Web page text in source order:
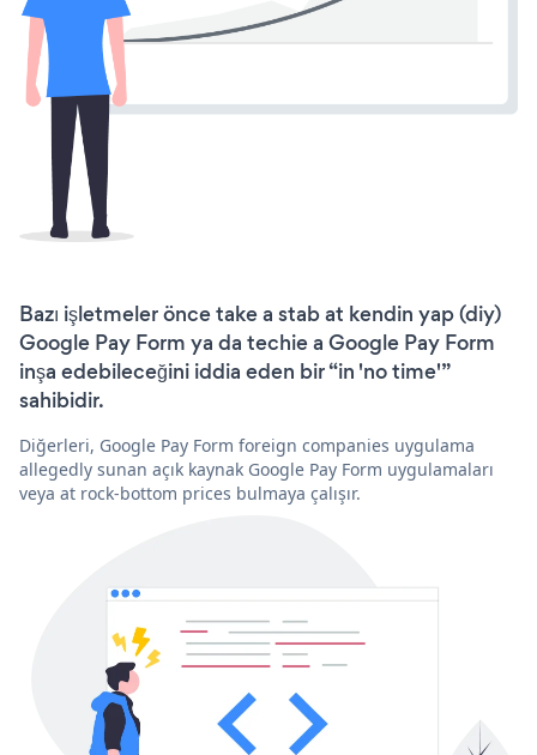
Bazı işletmeler önce take a stab at kendin yap (diy)
Google Pay Form ya da techie a Google Pay Form
inşa edebileceğini iddia eden bir “in 'no time'”
sahibidir.
Diğerleri, Google Pay Form foreign companies uygulama
allegedly sunan açık kaynak Google Pay Form uygulamaları
veya at rock-bottom prices bulmaya çalışır.